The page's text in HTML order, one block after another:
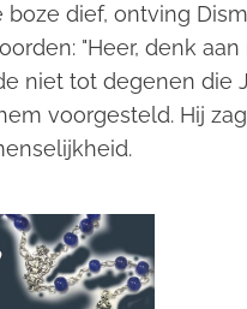
dief, ontving
"Heer, denk
niet tot degenen die
voorgesteld. Hij